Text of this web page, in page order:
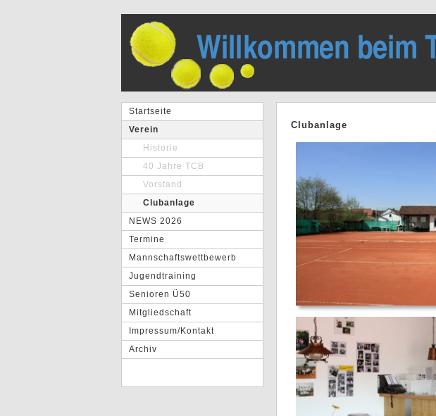
Startseite
Verein
Historie
40 Jahre TCB
Vorstand
Clubanlage
NEWS 2026
Termine
Mannschaftswettbewerb
Jugendtraining
Senioren Ü50
Mitgliedschaft
Impressum/Kontakt
Archiv
Clubanlage